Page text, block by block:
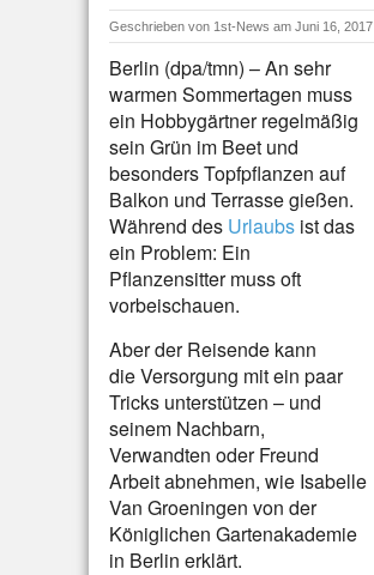
Geschrieben von 1st-News am Juni 16, 2017
Berlin (dpa/tmn) – An sehr
warmen Sommertagen muss
ein Hobbygärtner regelmäßig
sein Grün im Beet und
besonders Topfpflanzen auf
Balkon und Terrasse gießen.
Während des Urlaubs ist das
ein Problem: Ein
Pflanzensitter muss oft
vorbeischauen.
Aber der Reisende kann
die Versorgung mit ein paar
Tricks unterstützen – und
seinem Nachbarn,
Verwandten oder Freund
Arbeit abnehmen, wie Isabelle
Van Groeningen von der
Königlichen Gartenakademie
in Berlin erklärt.